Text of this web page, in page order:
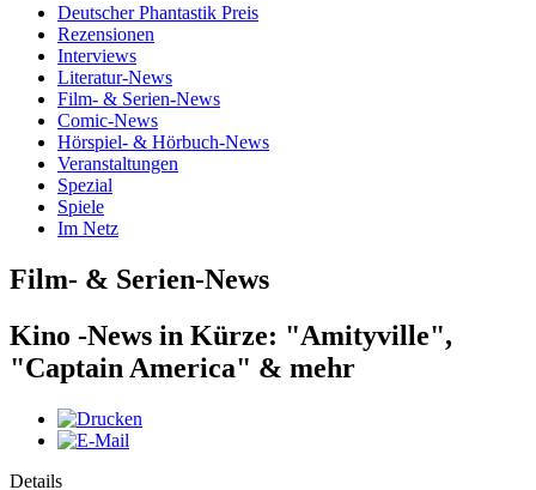
Deutscher Phantastik Preis
Rezensionen
Interviews
Literatur-News
Film- & Serien-News
Comic-News
Hörspiel- & Hörbuch-News
Veranstaltungen
Spezial
Spiele
Im Netz
Film- & Serien-News
Kino -News in Kürze: "Amityville",
"Captain America" & mehr
Details